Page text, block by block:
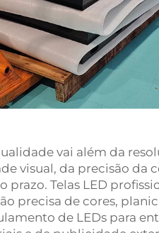
vai além da
visual, da precisão da
prazo. Telas LED
precisa de cores,
de LEDs para